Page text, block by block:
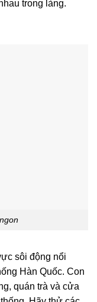
trong làng.
sôi động nổi
Hàn Quốc. Con
quán trà và cửa